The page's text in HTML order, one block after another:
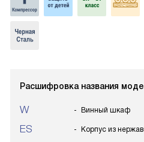
Расшифровка названия
W Винный шкаф
ES Корпус из